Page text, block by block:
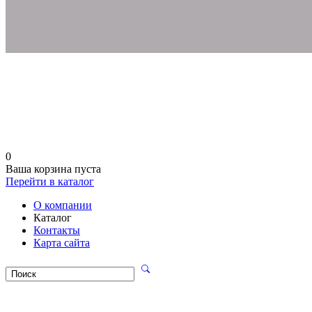
0
Ваша корзина пуста
Перейти в каталог
О компании
Каталог
Контакты
Карта сайта